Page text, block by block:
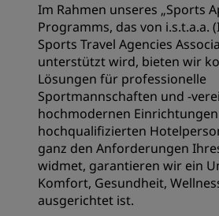
Im Rahmen unseres „Sports
Programms, das von i.s.t.a.a.
Sports Travel Agencies
unterstützt wird, bieten wir
Lösungen für professionelle
Sportmannschaften und -
hochmodernen
hochqualifizierten
ganz den Anforderungen
widmet, garantieren wir ein
Komfort, Gesundheit,
ausgerichtet ist.